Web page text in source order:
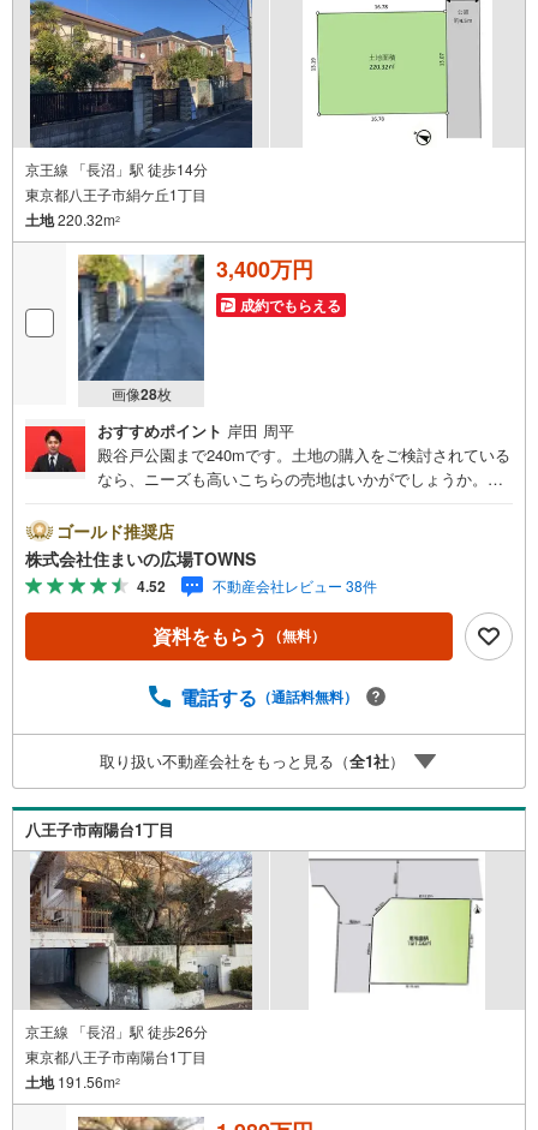
京王線 「長沼」駅 徒歩14分
東京都八王子市絹ケ丘1丁目
土地220.32m2
画像28枚
3,400万円
成約でもらえる
おすすめポイント 岸田 周平
殿谷戸公園まで240mです。土地の購入をご検討されている
なら、ニーズも高いこちらの売地はいかがでしょうか。駅
と満足して頂ける住宅用地はこちらです。ぜひご覧くださ
い。土地面積は220.32平米（公簿）で一押しです。仮に将
来その土地を売ることになった時に、大きな価格の変動が
起こりにくいのも第一種低層住居専用地域のメリットで
す。【年中無休/9:00～21:00】人気物件は特にお問い合わ
せが集中するため、お早めにお電話下さい。「室内・現地
す。■その他、各種ご相談も承っております。○住宅ローン
TOWNSからお客様へ経験豊富なスタッフが親身になってお
客様に合った物件をご紹介させて頂きます！ /他社様掲載物
件も併せてご紹介可能ですのでお気軽にお問い合わせ下さ
い♪駐車場もございますので、お車でのお越しも大歓迎で
す！
ゴールド推奨店
株式会社住まいの広場TOWNS
4.52 不動産会社レビュー 38件
資料をもらう （無料）
電話する （通話料無料）
取り扱い不動産会社をもっと見る（全1社）
八王子市南陽台1丁目
京王線 「長沼」駅 徒歩26分
東京都八王子市南陽台1丁目
土地191.56m2